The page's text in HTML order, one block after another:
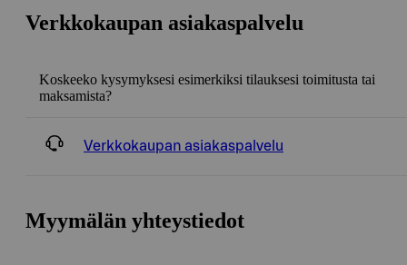
Verkkokaupan asiakaspalvelu
Koskeeko kysymyksesi esimerkiksi tilauksesi toimitusta tai
maksamista?
Verkkokaupan asiakaspalvelu
Myymälän yhteystiedot